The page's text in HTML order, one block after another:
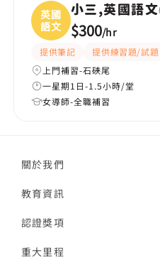
英國
語文
小三,英國語文
$300/hr
提供筆記 提供練習題/試題
上門補習-石硤尾
一星期1日-1.5小時/堂
女導師-全職補習
關於我們
教育資訊
認證獎項
重大里程